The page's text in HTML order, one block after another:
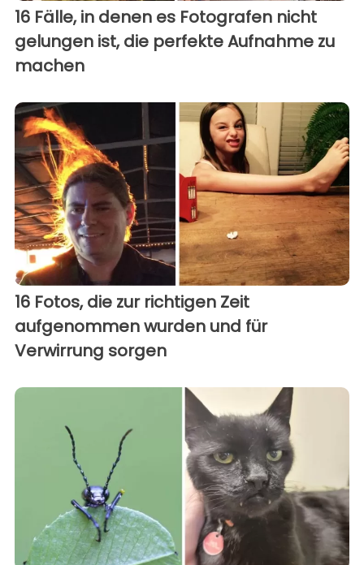
16 Fälle, in denen es Fotografen nicht
gelungen ist, die perfekte Aufnahme zu
machen
16 Fotos, die zur richtigen Zeit
aufgenommen wurden und für
Verwirrung sorgen